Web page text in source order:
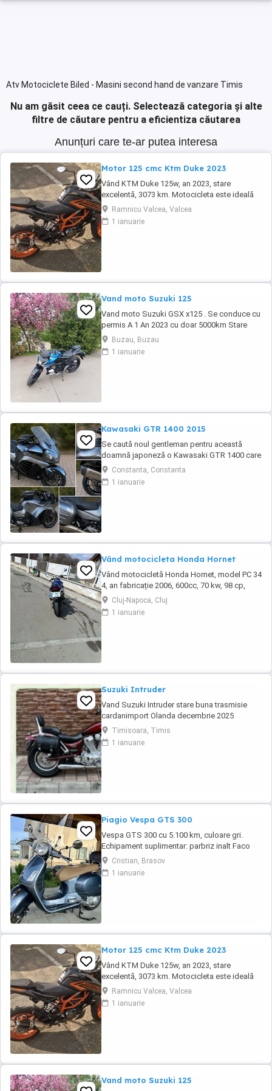
Atv Motociclete Biled - Masini second hand de vanzare Timis
Nu am găsit ceea ce cauți. Selectează categoria și alte
filtre de căutare pentru a eficientiza căutarea
Anunțuri care te-ar putea interesa
Motor 125 cmc Ktm Duke 2023
Vând KTM Duke 125w, an 2023, stare
excelentă, 3073 km. Motocicleta este ideală
pentru începători sau pentru oraș. Fără daune,
lovituri!
Ramnicu Valcea, Valcea
1 ianuarie
Vand moto Suzuki 125
Vand moto Suzuki GSX x125 . Se conduce cu
permis A 1 An 2023 cu doar 5000km Stare
impecabila , fara cazaturi ITP valabil pana in
noiembrie 2027 Revizii si schimb de ulei in
service autorizat
Buzau, Buzau
1 ianuarie
Kawasaki GTR 1400 2015
Se caută noul gentleman pentru această
doamnă japoneză o Kawasaki GTR 1400 care
încă întoarce priviri și iubește kilometrii. A fost
răsfățată, întreținută la timp și tratată cu
respect. O dau doar cuiva care va avea grijă
Constanta, Constanta
1 ianuarie
Vând motocicleta Honda Hornet
Vând motocicletă Honda Hornet, model PC 34
4, an fabricație 2006, 600cc, 70 kw, 98 cp,
inspecție tehnică valabilă până în august 2027
. Preț 1900 euro
Cluj-Napoca, Cluj
1 ianuarie
Suzuki Intruder
Vand Suzuki Intruder stare buna trasmisie
cardanimport Olanda decembrie 2025
inmatriculat RO IN FEBRUARIE Nu raspund la
mesaje.Schimb cu ATV plus sau minus
diferenta
Timisoara, Timis
1 ianuarie
Piagio Vespa GTS 300
Vespa GTS 300 cu 5.100 km, culoare gri.
Echipament suplimentar: parbriz inalt Faco
(montat 2026), geanta portbagaj Classic;
prelungitor scarite pasager; suspensie fata
Bitubo si frane fata spate Frando; incarcare
Cristian, Brasov
1 ianuarie
Motor 125 cmc Ktm Duke 2023
Vând KTM Duke 125w, an 2023, stare
excelentă, 3073 km. Motocicleta este ideală
pentru începători sau pentru oraș. Fără daune,
lovituri!
Ramnicu Valcea, Valcea
1 ianuarie
Vand moto Suzuki 125